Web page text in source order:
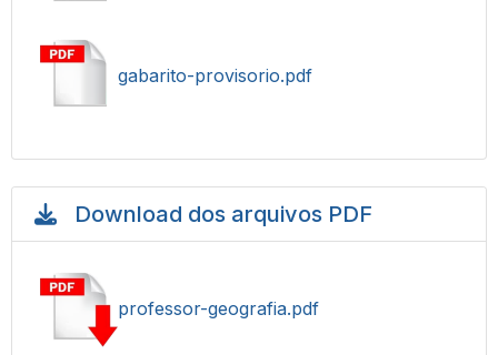
gabarito-provisorio.pdf
Download dos arquivos PDF
professor-geografia.pdf